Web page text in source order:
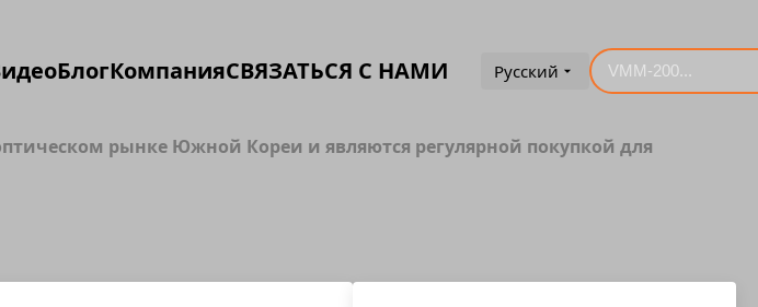
БлогКомпанияСВЯЗАТЬСЯ С НАМИ Русский
рынке Южной Кореи и являются регулярной покупкой для